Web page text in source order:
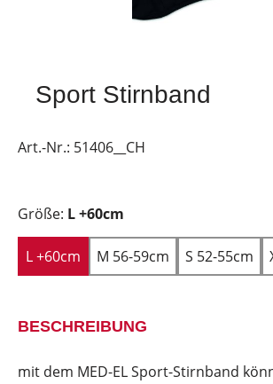
Sport Stirnband
Art.-Nr.: 51406__CH
Größe: L +60cm
L +60cm M 56-59cm S 52-55cm
BESCHREIBUNG
mit dem MED-EL Sport-Stirnband